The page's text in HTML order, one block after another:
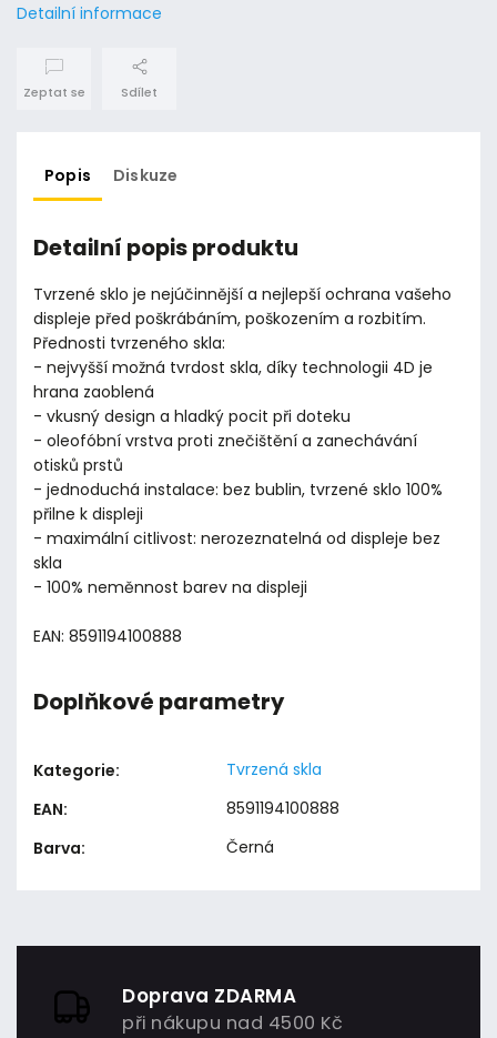
Detailní informace
Zeptat se Sdílet
Popis Diskuze
Detailní popis produktu
Tvrzené sklo je nejúčinnější a nejlepší ochrana vašeho
displeje před poškrábáním, poškozením a rozbitím.
Přednosti tvrzeného skla:
- nejvyšší možná tvrdost skla, díky technologii 4D je
hrana zaoblená
- vkusný design a hladký pocit při doteku
- oleofóbní vrstva proti znečištění a zanechávání
otisků prstů
- jednoduchá instalace: bez bublin, tvrzené sklo 100%
přilne k displeji
- maximální citlivost: nerozeznatelná od displeje bez
skla
- 100% neměnnost barev na displeji
EAN: 8591194100888
Doplňkové parametry
Kategorie:
Tvrzená skla
EAN:
8591194100888
Barva: Černá
Doprava ZDARMA
při nákupu nad 4500 Kč